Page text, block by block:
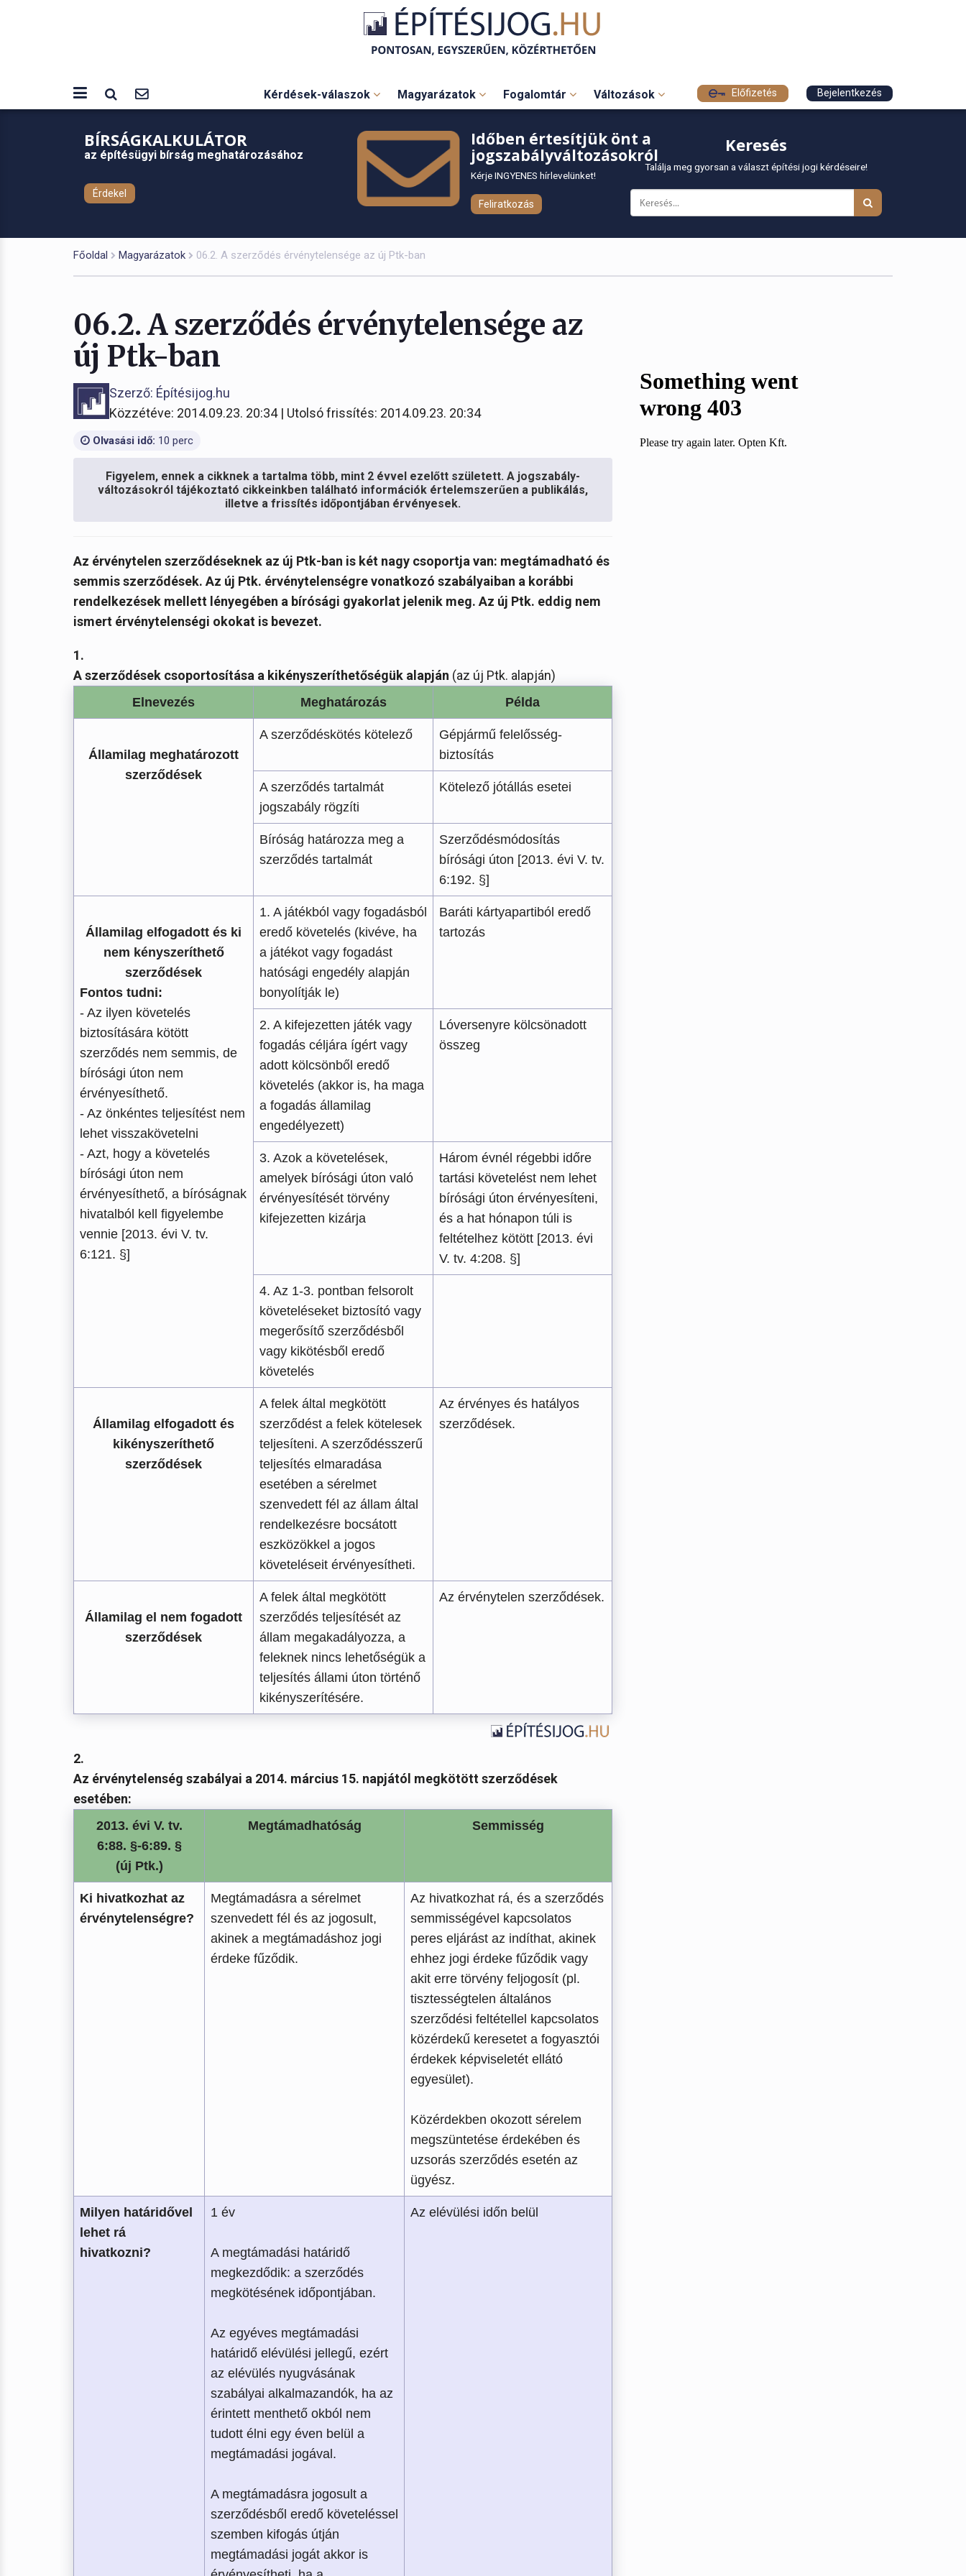
Kérdések-válaszok Magyarázatok Fogalomtár Változások Előfizetés Bejelentkezés
BÍRSÁGKALKULÁTOR
az építésügyi bírság meghatározásához
Érdekel
Időben értesítjük önt a
jogszabályváltozásokról
Kérje INGYENES hírlevelünket!
Feliratkozás
Keresés
Találja meg gyorsan a választ építési jogi kérdéseire!
Főoldal Magyarázatok 06.2. A szerződés érvénytelensége az új Ptk-ban
06.2. A szerződés érvénytelensége az
új Ptk-ban
Szerző: Építésijog.hu
Közzétéve: 2014.09.23. 20:34 | Utolsó frissítés: 2014.09.23. 20:34
Olvasási idő: 10 perc
Figyelem, ennek a cikknek a tartalma több, mint 2 évvel ezelőtt született. A jogszabály-
változásokról tájékoztató cikkeinkben található információk értelemszerűen a publikálás,
illetve a frissítés időpontjában érvényesek.
Az érvénytelen szerződéseknek az új Ptk-ban is két nagy csoportja van: megtámadható és
semmis szerződések. Az új Ptk. érvénytelenségre vonatkozó szabályaiban a korábbi
rendelkezések mellett lényegében a bírósági gyakorlat jelenik meg. Az új Ptk. eddig nem
ismert érvénytelenségi okokat is bevezet.
1.
A szerződések csoportosítása a kikényszeríthetőségük alapján (az új Ptk. alapján)
Elnevezés Meghatározás Példa
Államilag meghatározott
szerződések
A szerződéskötés kötelező
Gépjármű felelősség-
biztosítás
A szerződés tartalmát
jogszabály rögzíti
Kötelező jótállás esetei
Bíróság határozza meg a
szerződés tartalmát
Szerződésmódosítás
bírósági úton [2013. évi V. tv.
6:192. §]
Államilag elfogadott és ki
nem kényszeríthető
szerződések
Fontos tudni:
- Az ilyen követelés
biztosítására kötött
szerződés nem semmis, de
bírósági úton nem
érvényesíthető.
- Az önkéntes teljesítést nem
lehet visszakövetelni
- Azt, hogy a követelés
bírósági úton nem
érvényesíthető, a bíróságnak
hivatalból kell figyelembe
vennie [2013. évi V. tv.
6:121. §]
1. A játékból vagy fogadásból
eredő követelés (kivéve, ha
a játékot vagy fogadást
hatósági engedély alapján
bonyolítják le)
Baráti kártyapartiból eredő
tartozás
2. A kifejezetten játék vagy
fogadás céljára ígért vagy
adott kölcsönből eredő
követelés (akkor is, ha maga
a fogadás államilag
engedélyezett)
Lóversenyre kölcsönadott
összeg
3. Azok a követelések,
amelyek bírósági úton való
érvényesítését törvény
kifejezetten kizárja
Három évnél régebbi időre
tartási követelést nem lehet
bírósági úton érvényesíteni,
és a hat hónapon túli is
feltételhez kötött [2013. évi
V. tv. 4:208. §]
4. Az 1-3. pontban felsorolt
követeléseket biztosító vagy
megerősítő szerződésből
vagy kikötésből eredő
követelés
Államilag elfogadott és
kikényszeríthető
szerződések
A felek által megkötött
szerződést a felek kötelesek
teljesíteni. A szerződésszerű
teljesítés elmaradása
esetében a sérelmet
szenvedett fél az állam által
rendelkezésre bocsátott
eszközökkel a jogos
követeléseit érvényesítheti.
Az érvényes és hatályos
szerződések.
Államilag el nem fogadott
szerződések
A felek által megkötött
szerződés teljesítését az
állam megakadályozza, a
feleknek nincs lehetőségük a
teljesítés állami úton történő
kikényszerítésére.
Az érvénytelen szerződések.
2.
Az érvénytelenség szabályai a 2014. március 15. napjától megkötött szerződések
esetében:
2013. évi V. tv.
6:88. §-6:89. §
(új Ptk.)
Megtámadhatóság Semmisség
Ki hivatkozhat az
érvénytelenségre?
Megtámadásra a sérelmet
szenvedett fél és az jogosult,
akinek a megtámadáshoz jogi
érdeke fűződik.
Az hivatkozhat rá, és a szerződés
semmisségével kapcsolatos
peres eljárást az indíthat, akinek
ehhez jogi érdeke fűződik vagy
akit erre törvény feljogosít (pl.
tisztességtelen általános
szerződési feltétellel kapcsolatos
közérdekű keresetet a fogyasztói
érdekek képviseletét ellátó
egyesület).
Közérdekben okozott sérelem
megszüntetése érdekében és
uzsorás szerződés esetén az
ügyész.
Milyen határidővel
lehet rá
hivatkozni?
1 év
A megtámadási határidő
megkezdődik: a szerződés
megkötésének időpontjában.
Az egyéves megtámadási
határidő elévülési jellegű, ezért
az elévülés nyugvásának
szabályai alkalmazandók, ha az
érintett menthető okból nem
tudott élni egy éven belül a
megtámadási jogával.
A megtámadásra jogosult a
szerződésből eredő követeléssel
szemben kifogás útján
megtámadási jogát akkor is
Az elévülési időn belül